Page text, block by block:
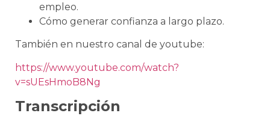
empleo.
Cómo generar confianza a largo plazo.
También en nuestro canal de youtube:
https://www.youtube.com/watch?
v=sUEsHmoB8Ng
Transcripción